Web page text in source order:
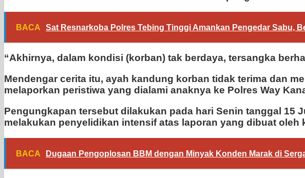
BACA Sat Resnarkoba Polres Tebing Tinggi Amankan Pengedar Sabu,
“Akhirnya, dalam kondisi (korban) tak berdaya, tersangka
Mendengar cerita itu, ayah kandung korban tidak terima dan
melaporkan peristiwa yang dialami anaknya ke Polres Way
Pengungkapan tersebut dilakukan pada hari Senin tanggal 15
melakukan penyelidikan intensif atas laporan yang dibuat oleh
BACA Dugaan Pengoplosan BBM dengan Minyak Konden Marak di